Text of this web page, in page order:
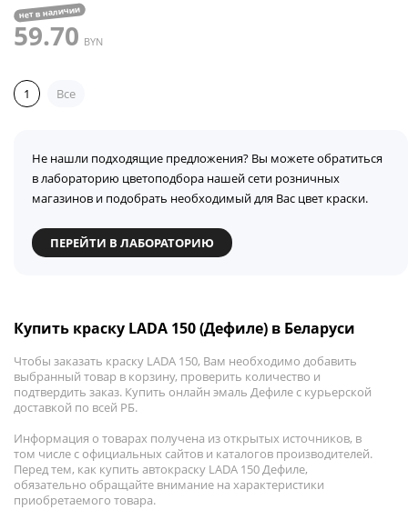
нет в наличии
59.70 BYN
1 Все
Не нашли подходящие предложения? Вы можете обратиться
в лабораторию цветоподбора нашей сети розничных
магазинов и подобрать необходимый для Вас цвет краски.
ПЕРЕЙТИ В ЛАБОРАТОРИЮ
Купить краску LADA 150 (Дефиле) в Беларуси
Чтобы заказать краску LADA 150, Вам необходимо добавить
выбранный товар в корзину, проверить количество и
подтвердить заказ. Купить онлайн эмаль Дефиле с курьерской
доставкой по всей РБ.
Информация о товарах получена из открытых источников, в
том числе с официальных сайтов и каталогов производителей.
Перед тем, как купить автокраску LADA 150 Дефиле,
обязательно обращайте внимание на характеристики
приобретаемого товара.